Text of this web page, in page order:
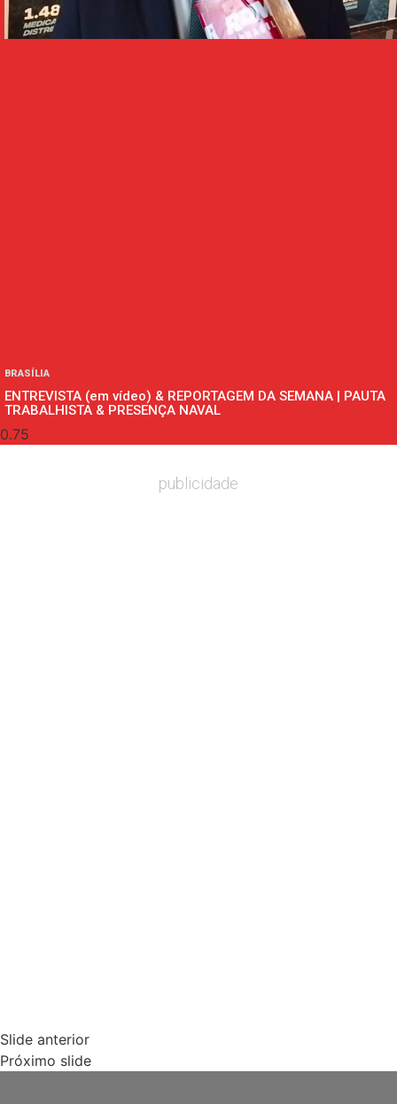
BRASÍLIA
ENTREVISTA (em vídeo) & REPORTAGEM DA SEMANA | PAUTA
TRABALHISTA & PRESENÇA NAVAL
publicidade
Slide anterior
Próximo slide